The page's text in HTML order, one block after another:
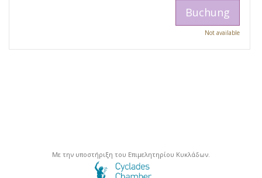
Buchung
Not available
Με την υποστήριξη του Επιμελητηρίου Κυκλάδων.